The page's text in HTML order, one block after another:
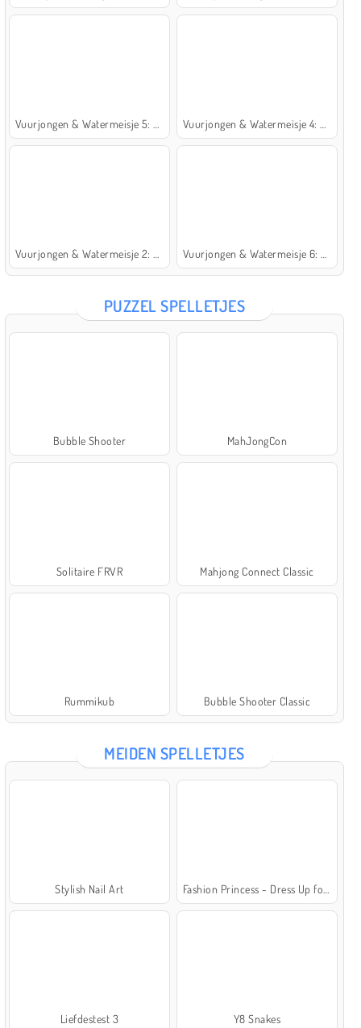
PUZZEL SPELLETJES
Bubble Shooter MahJongCon
Solitaire FRVR Mahjong Connect Classic
Rummikub Bubble Shooter Classic
MEIDEN SPELLETJES
Stylish Nail Art
Liefdestest 3 Y8 Snakes